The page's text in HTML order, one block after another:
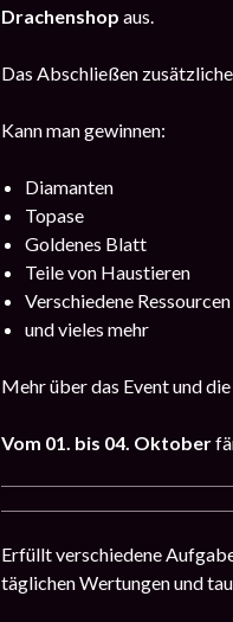
Drachenshop aus.
Das Abschließen
Kann man gewinnen:
Diamanten
Topase
Goldenes Blatt
Teile von Haustieren
Verschiedene
und vieles mehr
Mehr über das Event und
Vom 01. bis 04. Oktober
Erfüllt verschiedene
täglichen Wertungen und